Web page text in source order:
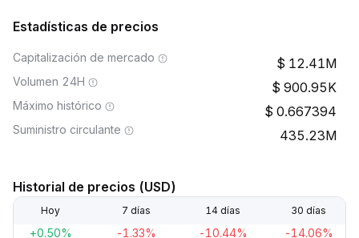
Estadísticas de precios
Capitalización de mercado 12.41M
Volumen 24H 900.95K
Máximo histórico 0.667394
Suministro circulante 435.23M
Historial de precios (USD)
Hoy 7 días 14 días 30 días
+0.50% -1.33% -10.44% -14.06%